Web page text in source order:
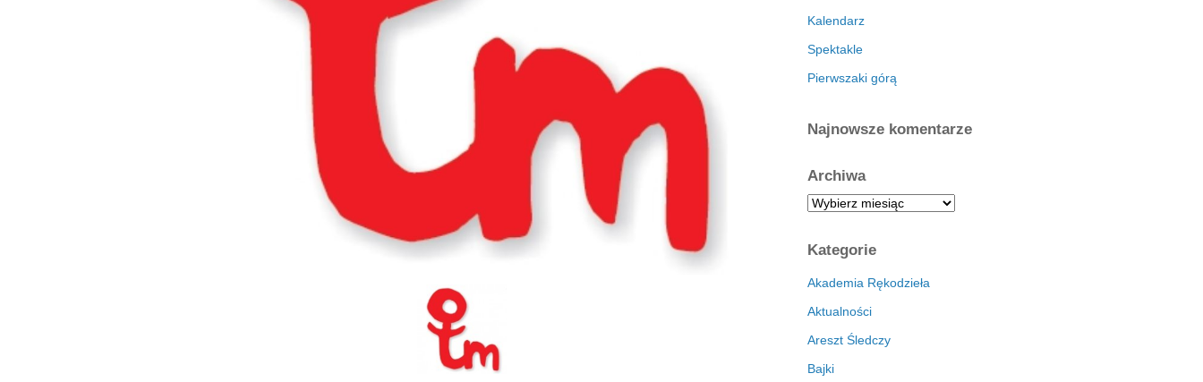
Kalendarz
Spektakle
Pierwszaki górą
Najnowsze komentarze
Archiwa
A
h
i
a
Kategorie
Akademia Rękodzieła
Aktualności
Areszt Śledczy
Bajki